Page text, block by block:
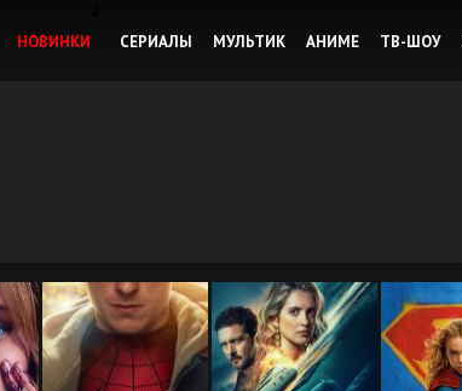
НОВИНКИ
СЕРИАЛЫ
МУЛЬТИК АНИМЕ ТВ-ШОУ